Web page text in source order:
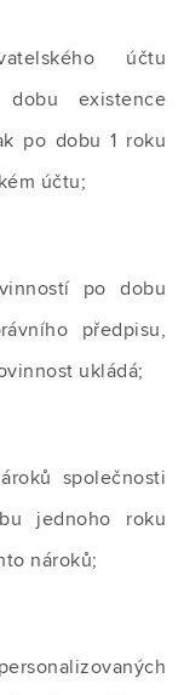
účtu
existence
po dobu 1 roku
účtu;
po dobu
předpisu,
ukládá;
společnosti
jednoho roku
nároků;